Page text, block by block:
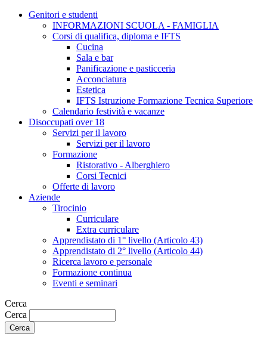
Genitori e studenti
INFORMAZIONI SCUOLA - FAMIGLIA
Corsi di qualifica, diploma e IFTS
Cucina
Sala e bar
Panificazione e pasticceria
Acconciatura
Estetica
IFTS Istruzione Formazione Tecnica Superiore
Calendario festività e vacanze
Disoccupati over 18
Servizi per il lavoro
Servizi per il lavoro
Formazione
Ristorativo - Alberghiero
Corsi Tecnici
Offerte di lavoro
Aziende
Tirocinio
Curriculare
Extra curriculare
Apprendistato di 1° livello (Articolo 43)
Apprendistato di 2° livello (Articolo 44)
Ricerca lavoro e personale
Formazione continua
Eventi e seminari
Cerca
Cerca